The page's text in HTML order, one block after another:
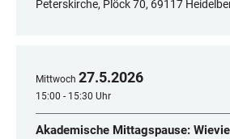
Peterskirche, Plöck 70, 69117
Mittwoch 27.5.2026
15:00 - 15:30 Uhr
Akademische Mittagspause: Wieviel